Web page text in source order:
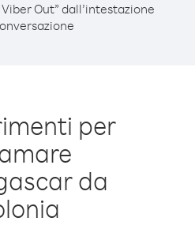
Out” dall’intestazione
per
da